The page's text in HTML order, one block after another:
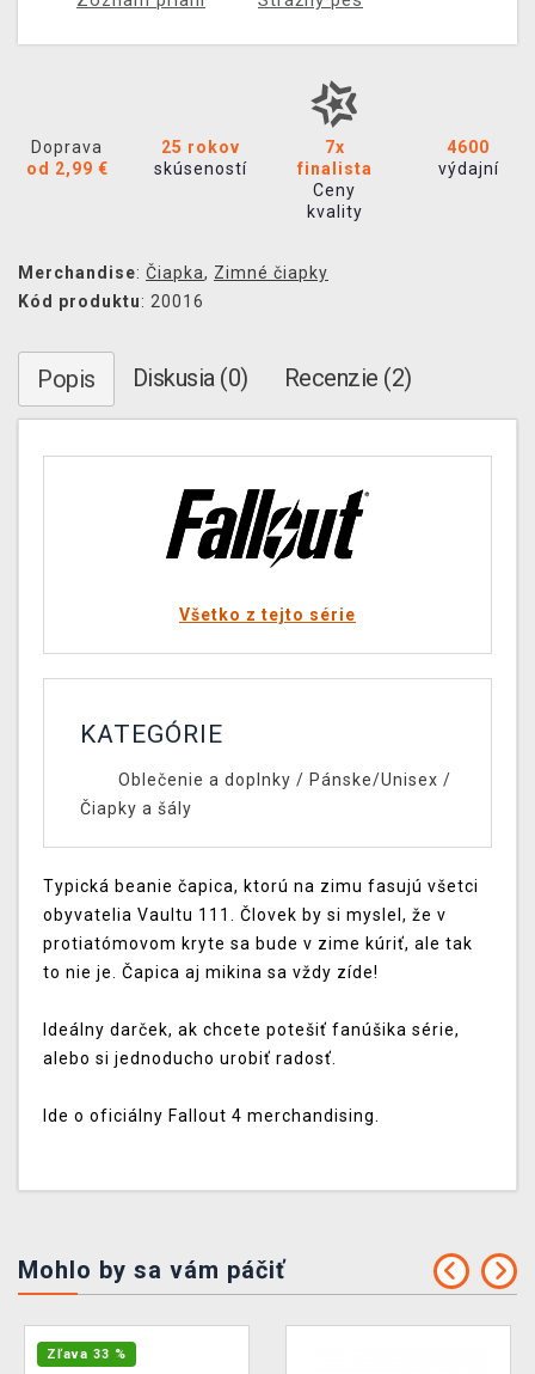
Doprava
od 2,99 €
25 rokov
skúseností
7x
finalista
Ceny
kvality
4600
výdajní
Merchandise: Čiapka, Zimné čiapky
Kód produktu: 20016
Popis Diskusia (0) Recenzie (2)
Všetko z tejto série
KATEGÓRIE
Oblečenie a doplnky / Pánske/Unisex /
Čiapky a šály
Typická beanie čapica, ktorú na zimu fasujú všetci
obyvatelia Vaultu 111. Človek by si myslel, že v
protiatómovom kryte sa bude v zime kúriť, ale tak
to nie je. Čapica aj mikina sa vždy zíde!
Ideálny darček, ak chcete potešiť fanúšika série,
alebo si jednoducho urobiť radosť.
Ide o oficiálny Fallout 4 merchandising.
Mohlo by sa vám páčiť
Zľava 33 %